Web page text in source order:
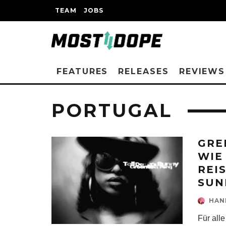
TEAM JOBS
FEATURES RELEASES REVIEWS
PORTUGAL
WIE
Für